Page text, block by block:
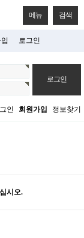
메뉴 검색
로그인
인 회원가입 정보찾기
시오.